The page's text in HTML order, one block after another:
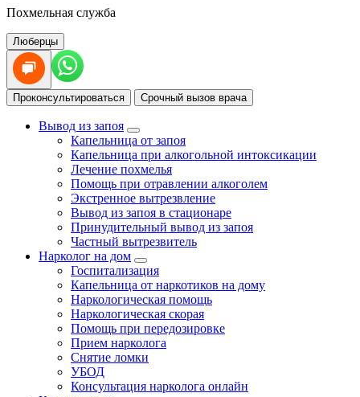
Похмельная служба
Люберцы
Проконсультироваться Срочный вызов врача
Вывод из запоя
Капельница от запоя
Капельница при алкогольной интоксикации
Лечение похмелья
Помощь при отравлении алкоголем
Экстренное вытрезвление
Вывод из запоя в стационаре
Принудительный вывод из запоя
Частный вытрезвитель
Нарколог на дом
Госпитализация
Капельница от наркотиков на дому
Наркологическая помощь
Наркологическая скорая
Помощь при передозировке
Прием нарколога
Снятие ломки
УБОД
Консультация нарколога онлайн